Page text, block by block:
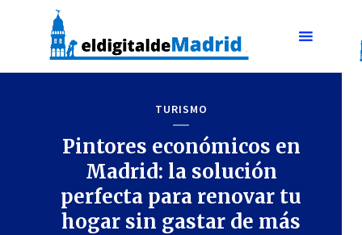
TURISMO
Pintores económicos en
Madrid: la solución
perfecta para renovar tu
hogar sin gastar de más